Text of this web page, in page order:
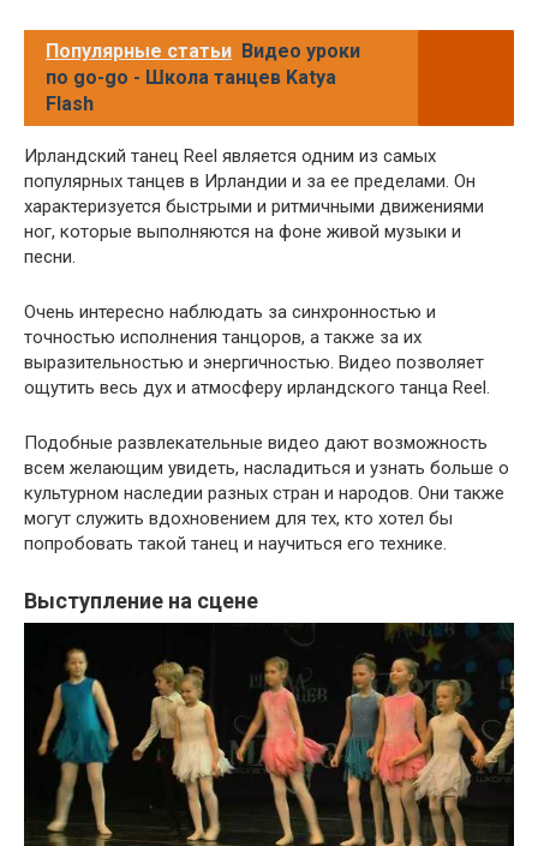
Популярные статьи Видео уроки
по go-go - Школа танцев Katya
Flash
Ирландский танец Reel является одним из самых
популярных танцев в Ирландии и за ее пределами. Он
характеризуется быстрыми и ритмичными движениями
ног, которые выполняются на фоне живой музыки и
песни.
Очень интересно наблюдать за синхронностью и
точностью исполнения танцоров, а также за их
выразительностью и энергичностью. Видео позволяет
ощутить весь дух и атмосферу ирландского танца Reel.
Подобные развлекательные видео дают возможность
всем желающим увидеть, насладиться и узнать больше о
культурном наследии разных стран и народов. Они также
могут служить вдохновением для тех, кто хотел бы
попробовать такой танец и научиться его технике.
Выступление на сцене